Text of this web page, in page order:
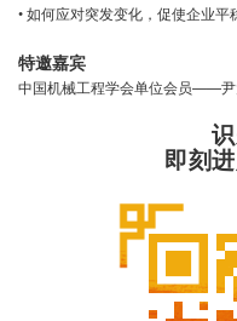
• 如何应对突发变化，促使企业平
特邀嘉宾
中国机械工程学会单位会员——尹
即刻